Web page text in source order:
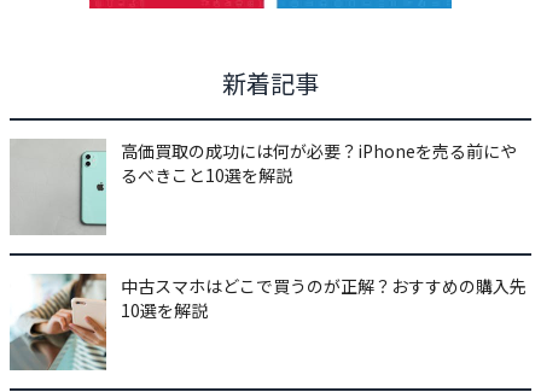
新着記事
高価買取の成功には何が必要？iPhoneを売る前にや
るべきこと10選を解説
中古スマホはどこで買うのが正解？おすすめの購入先
10選を解説